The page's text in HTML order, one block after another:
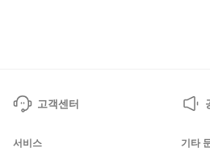
고객센터
서비스 기타